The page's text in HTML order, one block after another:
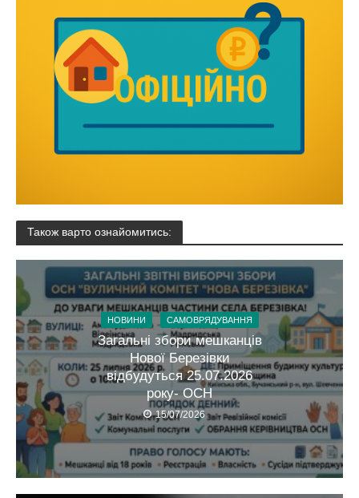
Також варто ознайомитись:
НОВИНИ САМОВРЯДУВАННЯ
Загальні збори мешканців
Нової Березівки
відбудуться 25.07.2026
року- ОСН
15/07/2026